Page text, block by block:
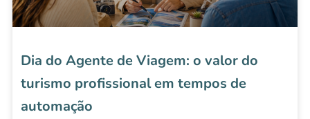
Dia do Agente de Viagem: o valor do
turismo profissional em tempos de
automação